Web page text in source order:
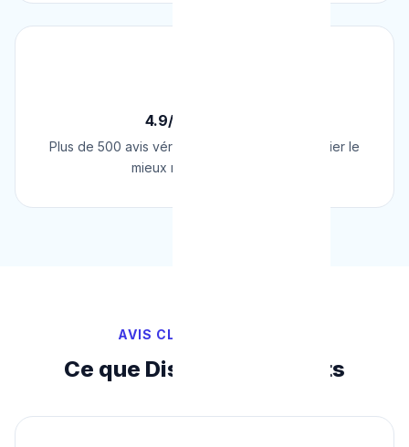
4.9/5 sur Google
Plus de 500 avis vérifiés sur Google. Le plombier le
mieux noté de Belgique.
AVIS CLIENTS VÉRIFIÉS
Ce que Disent Nos Clients